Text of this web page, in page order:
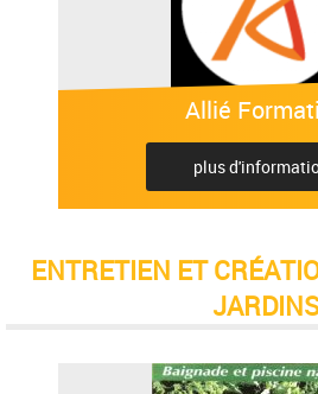
Allié
plus
ENTRETIEN ET